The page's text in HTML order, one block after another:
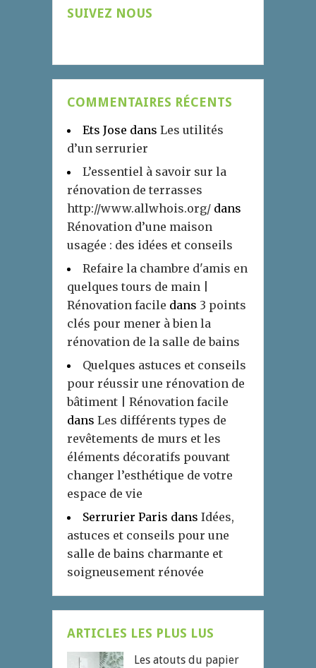
SUIVEZ NOUS
COMMENTAIRES RÉCENTS
Ets Jose dans Les utilités
d’un serrurier
L’essentiel à savoir sur la
rénovation de terrasses
http://www.allwhois.org/ dans
Rénovation d’une maison
usagée : des idées et conseils
Refaire la chambre d'amis en
quelques tours de main |
Rénovation facile dans 3 points
clés pour mener à bien la
rénovation de la salle de bains
Quelques astuces et conseils
pour réussir une rénovation de
bâtiment | Rénovation facile
dans Les différents types de
revêtements de murs et les
éléments décoratifs pouvant
changer l’esthétique de votre
espace de vie
Serrurier Paris dans Idées,
astuces et conseils pour une
salle de bains charmante et
soigneusement rénovée
ARTICLES LES PLUS LUS
Les atouts du papier